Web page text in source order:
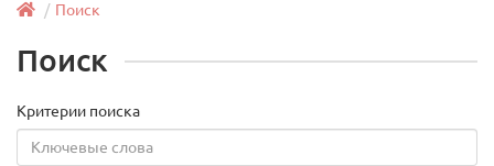
Поиск
Поиск
Критерии поиска